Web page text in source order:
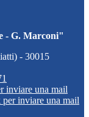
- G. Marconi"
- 30015
inviare una mail
inviare una mail